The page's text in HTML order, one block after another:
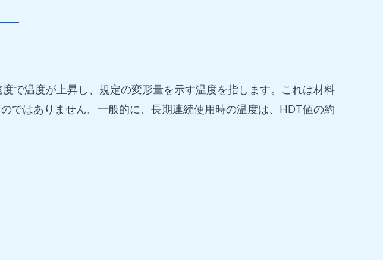
で温度が上昇し、規定の変形量を示す温度を指します。これは材料
ではありません。一般的に、長期連続使用時の温度は、HDT値の約